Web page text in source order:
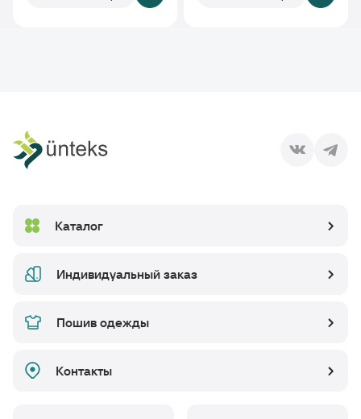
Каталог
Индивидуальный заказ
Пошив одежды
Контакты